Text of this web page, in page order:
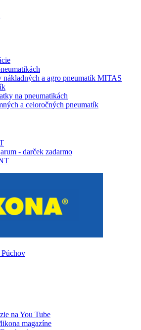
nákladných a agro pneumatík MITAS
na pneumatikách
a celoročných pneumatík
- darček zadarmo